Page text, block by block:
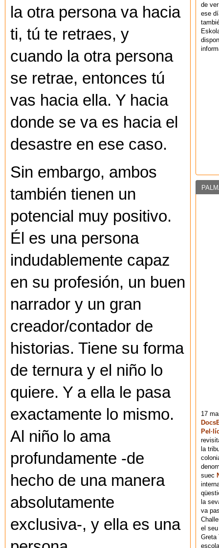
la otra persona va hacia
ti, tú te retraes, y
cuando la otra persona
se retrae, entonces tú
vas hacia ella. Y hacia
donde se va es hacia el
desastre en ese caso.
Sin embargo, ambos
también tienen un
potencial muy positivo.
Él es una persona
indudablemente capaz
en su profesión, un buen
narrador y un gran
creador/contador de
historias. Tiene su forma
de ternura y el niño lo
quiere. Y a ella le pasa
exactamente lo mismo.
Al niño lo ama
profundamente -de
hecho de una manera
absolutamente
exclusiva-, y ella es una
de
ese
17
la
suec
la
va
el
Greta